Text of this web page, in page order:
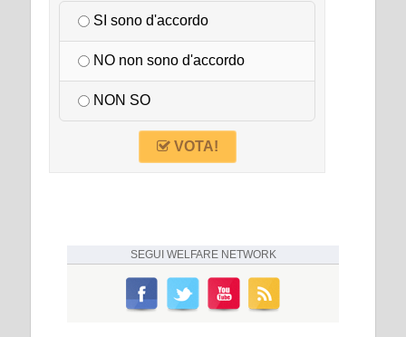
SI sono d'accordo
NO non sono d'accordo
NON SO
VOTA!
SEGUI WELFARE NETWORK